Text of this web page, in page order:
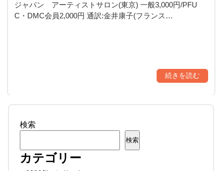
ジャパン アーティストサロン(東京) 一般3,000円/PFU
C・DMC会員2,000円 通訳:金井康子(フランス…
続きを読む
検索
検索
カテゴリー